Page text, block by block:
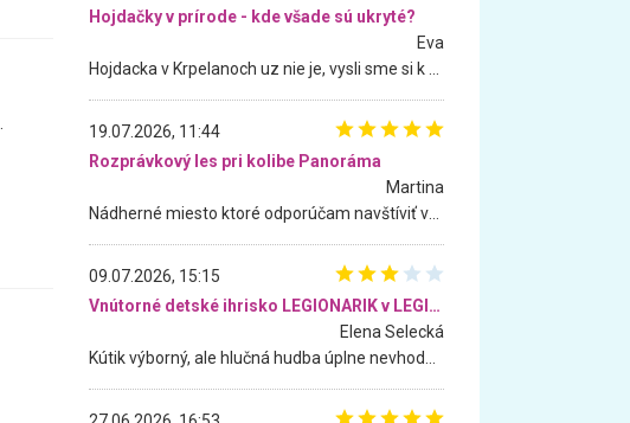
Hojdačky v prírode - kde všade sú ukryté?
Eva
19.07.2026, 11:44
Rozprávkový les pri kolibe Panoráma
Martina
09.07.2026, 15:15
Vnútorné detské ihrisko LEGIONARIK v LEGIA Fitness
Elena Selecká